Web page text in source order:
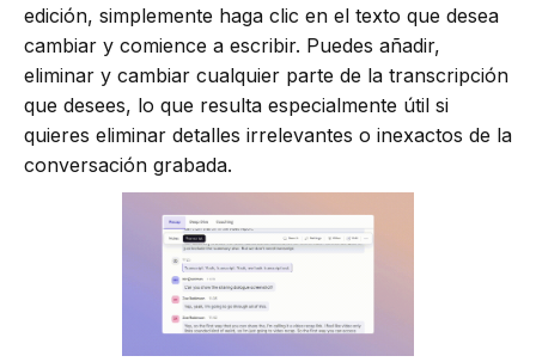
edición, simplemente haga clic en el texto que desea
cambiar y comience a escribir. Puedes añadir,
eliminar y cambiar cualquier parte de la transcripción
que desees, lo que resulta especialmente útil si
quieres eliminar detalles irrelevantes o inexactos de la
conversación grabada.